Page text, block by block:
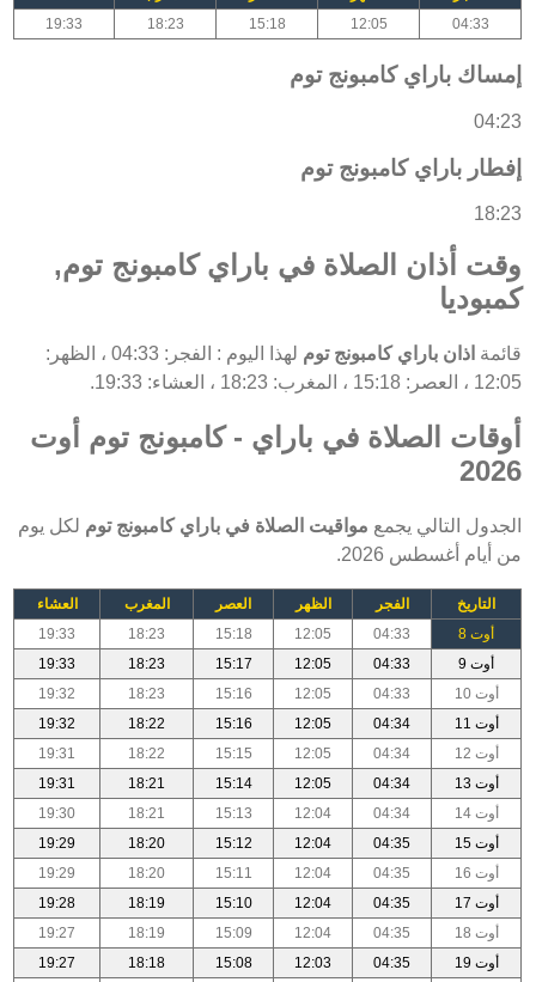
04:33
12:05
15:18
18:23
19:33
إمساك باراي كامبونج توم
04:23
إفطار باراي كامبونج توم
18:23
وقت أذان الصلاة في باراي كامبونج توم,
كمبوديا
قائمة اذان باراي كامبونج توم
لهذا اليوم : الفجر: 04:33 ، الظهر:
12:05 ، العصر: 15:18 ، المغرب: 18:23 ، العشاء: 19:33.
أوقات الصلاة في باراي - كامبونج توم أوت
2026
الجدول التالي يجمع مواقيت الصلاة في باراي كامبونج توم لكل يوم
من أيام أغسطس 2026.
التاريخ الفجر الظهر العصر المغرب
العشاء
أوت 8
04:33
12:05
15:18
18:23
19:33
أوت 9
04:33
12:05
15:17
18:23
19:33
أوت 10
04:33
12:05
15:16
18:23
19:32
أوت 11
04:34
12:05
15:16
18:22
19:32
أوت 12
04:34
12:05
15:15
18:22
19:31
أوت 13
04:34
12:05
15:14
18:21
19:31
أوت 14
04:34
12:04
15:13
18:21
19:30
أوت 15
04:35
12:04
15:12
18:20
19:29
أوت 16
04:35
12:04
15:11
18:20
19:29
أوت 17
04:35
12:04
15:10
18:19
19:28
أوت 18
04:35
12:04
15:09
18:19
19:27
أوت 19
04:35
12:03
15:08
18:18
19:27